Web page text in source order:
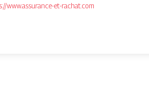
www.assurance-et-rachat.com